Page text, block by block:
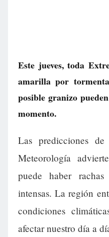
Este jueves, toda
amarilla por
posible granizo
momento.
Las predicciones
Meteorología
puede haber
intensas. La región
condiciones
afectar nuestro día a